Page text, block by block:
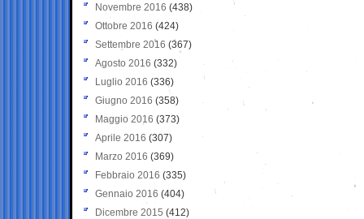
Novembre 2016 (438)
Ottobre 2016 (424)
Settembre 2016 (367)
Agosto 2016 (332)
Luglio 2016 (336)
Giugno 2016 (358)
Maggio 2016 (373)
Aprile 2016 (307)
Marzo 2016 (369)
Febbraio 2016 (335)
Gennaio 2016 (404)
Dicembre 2015 (412)